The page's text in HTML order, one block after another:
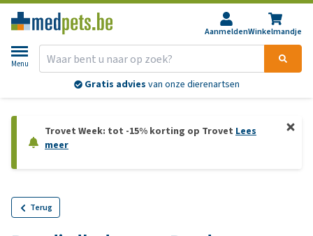
AanmeldenWinkelmandje
Menu
Gratis advies van onze dierenartsen
Trovet Week: tot -15% korting op Trovet Lees
meer
Terug